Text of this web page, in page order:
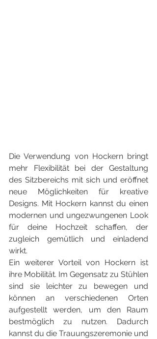
Die Verwendung von Hockern bringt
mehr Flexibilität bei der Gestaltung
des Sitzbereichs mit sich und eröffnet
neue Möglichkeiten für kreative
Designs. Mit Hockern kannst du einen
modernen und ungezwungenen Look
für deine Hochzeit schaffen, der
zugleich gemütlich und einladend
wirkt.
Ein weiterer Vorteil von Hockern ist
ihre Mobilität. Im Gegensatz zu Stühlen
sind sie leichter zu bewegen und
können an verschiedenen Orten
aufgestellt werden, um den Raum
bestmöglich zu nutzen. Dadurch
kannst du die Trauungszeremonie und